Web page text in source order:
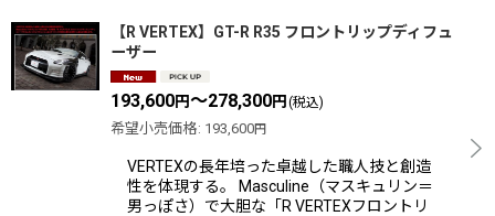
表示数:
並び順:
絞り込む
【R VERTEX】GT-R R35 フロントリップディフュ
ーザー
193,600円～278,300円 (税込)
希望小売価格: 193,600円
VERTEXの長年培った卓越した職人技と創造
性を体現する。 Masculine（マスキュリン＝
男っぽさ）で大胆な「R VERTEXフロントリ